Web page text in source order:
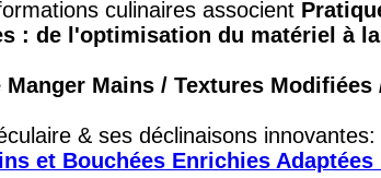
culinaires associent
: de l'optimisation du matériel à
Manger Mains / Textures
& ses déclinaisons innovantes:
et Bouchées Enrichies